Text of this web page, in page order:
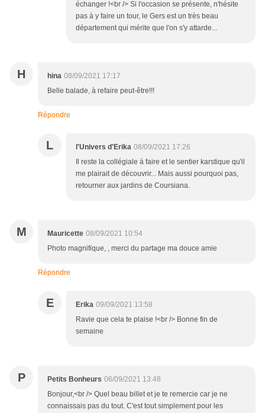
échanger !<br /> Si l'occasion se présente, n'hésite
pas à y faire un tour, le Gers est un très beau
département qui mérite que l'on s'y attarde...
H hina 08/09/2021 17:17
Belle balade, à refaire peut-être!!!
Répondre
L l'Univers d'Erika 08/09/2021 17:26
Il reste la collégiale à faire et le sentier karstique qu'il
me plairait de découvrir... Mais aussi pourquoi pas,
retourner aux jardins de Coursiana.
M Mauricette 08/09/2021 10:54
Photo magnifique, , merci du partage ma douce amie
Répondre
E Erika 09/09/2021 13:58
Ravie que cela te plaise !<br /> Bonne fin de
semaine
P Petits Bonheurs 06/09/2021 13:48
Bonjour,<br /> Quel beau billet et je te remercie car je ne
connaissais pas du tout. C'est tout simplement pour les